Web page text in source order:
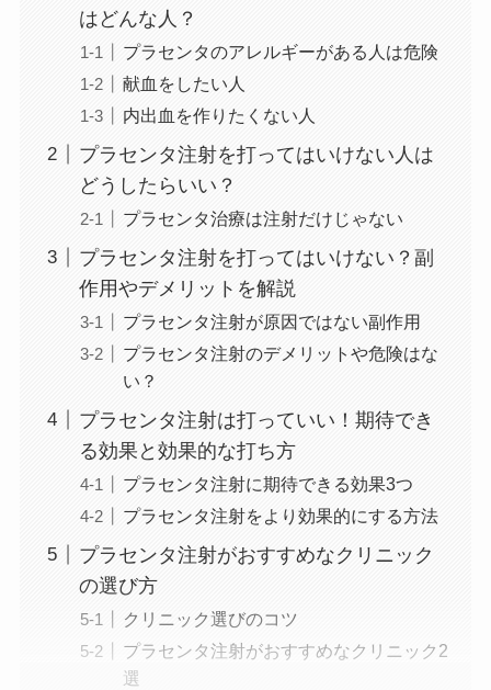
はどんな人？
プラセンタのアレルギーがある人は危険
献血をしたい人
内出血を作りたくない人
プラセンタ注射を打ってはいけない人は
どうしたらいい？
プラセンタ治療は注射だけじゃない
プラセンタ注射を打ってはいけない？副
作用やデメリットを解説
プラセンタ注射が原因ではない副作用
プラセンタ注射のデメリットや危険はな
い？
プラセンタ注射は打っていい！期待でき
る効果と効果的な打ち方
プラセンタ注射に期待できる効果3つ
プラセンタ注射をより効果的にする方法
プラセンタ注射がおすすめなクリニック
の選び方
クリニック選びのコツ
プラセンタ注射がおすすめなクリニック2
選